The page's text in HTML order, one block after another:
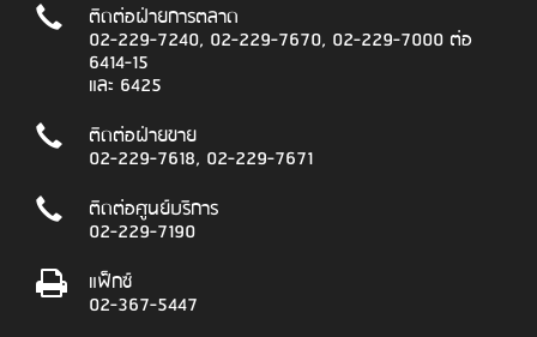
ติดต่อฝ่ายการตลาด
02-229-7240, 02-229-7670, 02-229-7000 ต่อ
6414-15
และ 6425
ติดต่อฝ่ายขาย
02-229-7618, 02-229-7671
ติดต่อศูนย์บริการ
02-229-7190
แฟ็กซ์
02-367-5447